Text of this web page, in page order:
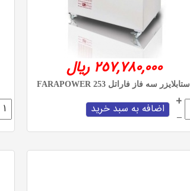
257,780,000 ریال
استابلایزر سه فاز فاراتل FARAPOWER 253
+
–